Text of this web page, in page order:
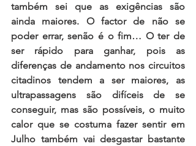
também sei que as exigências são
ainda maiores. O factor de não se
poder errar, senão é o fim… O ter de
ser rápido para ganhar, pois as
diferenças de andamento nos circuitos
citadinos tendem a ser maiores, as
ultrapassagens são difíceis de se
conseguir, mas são possíveis, o muito
calor que se costuma fazer sentir em
Julho também vai desgastar bastante